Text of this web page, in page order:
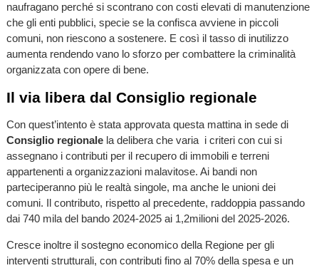
naufragano perché si scontrano con costi elevati di manutenzione
che gli enti pubblici, specie se la confisca avviene in piccoli
comuni, non riescono a sostenere. E così il tasso di inutilizzo
aumenta rendendo vano lo sforzo per combattere la criminalità
organizzata con opere di bene.
Il via libera dal Consiglio regionale
Con quest’intento è stata approvata questa mattina in sede di
Consiglio regionalela delibera che varia i criteri con cui si
assegnano i contributi per il recupero di immobili e terreni
appartenenti a organizzazioni malavitose. Ai bandi non
parteciperanno più le realtà singole, ma anche le unioni dei
comuni. Il contributo, rispetto al precedente, raddoppia passando
dai 740 mila del bando 2024-2025 ai 1,2milioni del 2025-2026.
Cresce inoltre il sostegno economico della Regione per gli
interventi strutturali, con contributi fino al 70% della spesa e un